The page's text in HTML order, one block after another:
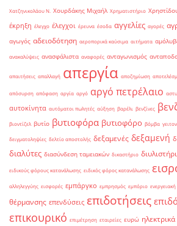
Χατζηνικολάου Ν. Χουρδάκης Μιχαήλ Χρηματιστήριο
έκρηξη έλεγχο έλεγχοι έρευνα έσοδα αγγελίες αγορές
αγωγός αδειοδότηση αεροπορικά καύσιμα αιτήματα
ανακαλύψεις ανασφάλιστα αναφορές ανταγωνισμός
απαιτήσεις απαλλαγή απεργία αποζημίωση
απόσυρση απόφαση αργία αργό αργό πετρέλαιο
αυτοκίνητα αυτόματοι πωλητές αύξηση βαρέλι βενζίνες
βιοντίζελ βυτίο βυτιοφόρα βυτιοφόρο βόμβα
δειγματοληψίες δελτίο αποστολής δεξαμενές δεξαμενή
διαλύτες διασύνδεση ταμειακών δικαστήριο
ειδικούς φόρους κατανάλωσης ειδικός φόρος κατανάλωσης
αλληλεγγύης εισφορές εμπάργκο εμπρησμός εμπόριο
θέρμανσης επενδύσεις επιδοτήσεις
επικουρικό επιμέτρηση εταιρείες ευρώ